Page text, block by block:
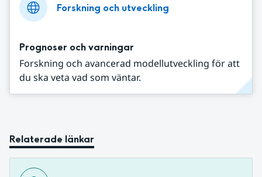
Forskning och utveckling
Prognoser och varningar
Forskning och avancerad modellutveckling för att
du ska veta vad som väntar.
Relaterade länkar